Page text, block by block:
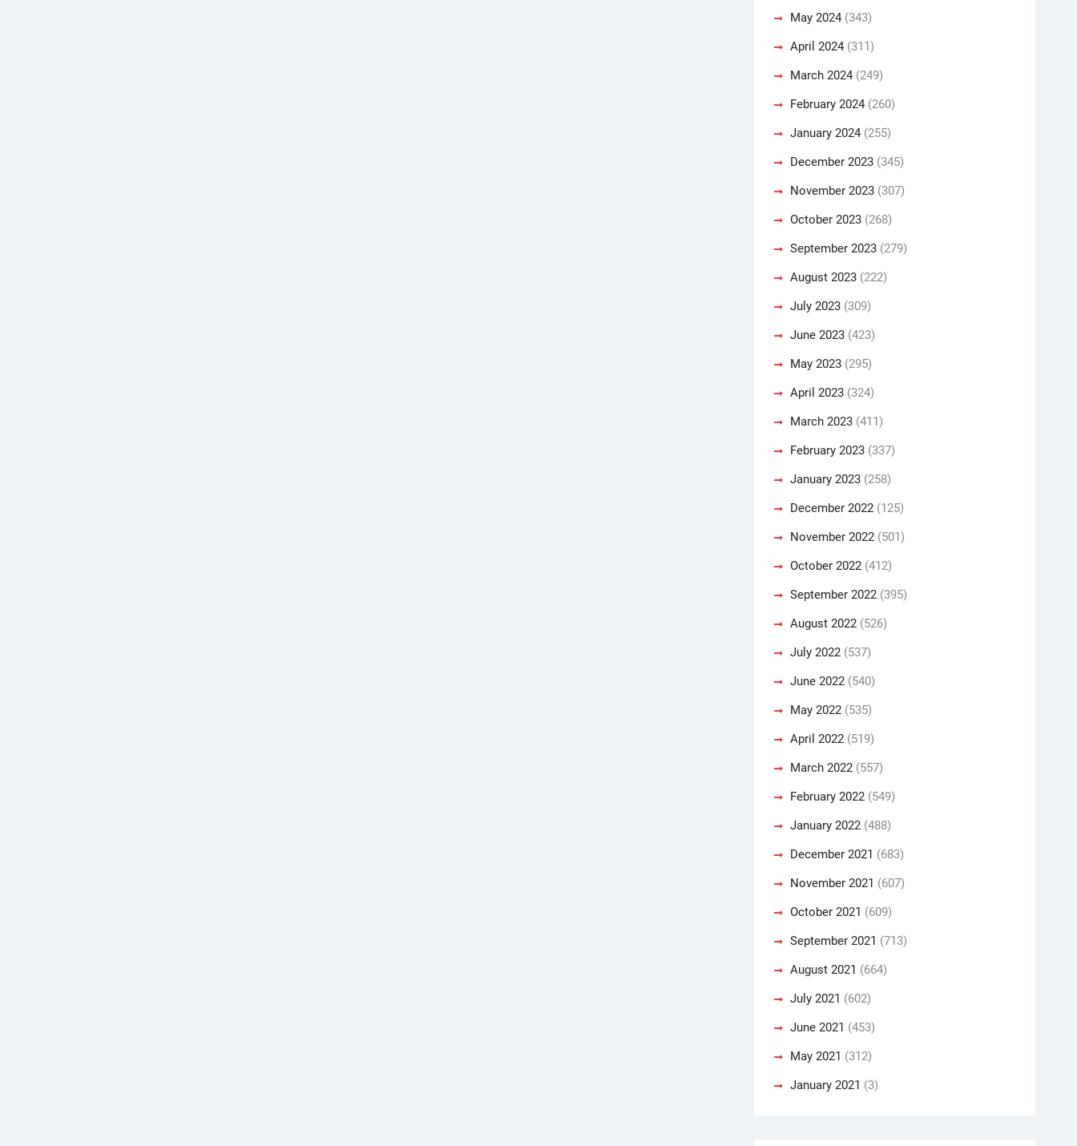
May 2024 (343)
April 2024 (311)
March 2024 (249)
February 2024 (260)
January 2024 (255)
December 2023 (345)
November 2023 (307)
October 2023 (268)
September 2023 (279)
August 2023 (222)
July 2023 (309)
June 2023 (423)
May 2023 (295)
April 2023 (324)
March 2023 (411)
February 2023 (337)
January 2023 (258)
December 2022 (125)
November 2022 (501)
October 2022 (412)
September 2022 (395)
August 2022 (526)
July 2022 (537)
June 2022 (540)
May 2022 (535)
April 2022 (519)
March 2022 (557)
February 2022 (549)
January 2022 (488)
December 2021 (683)
November 2021 (607)
October 2021 (609)
September 2021 (713)
August 2021 (664)
July 2021 (602)
June 2021 (453)
May 2021 (312)
January 2021 (3)